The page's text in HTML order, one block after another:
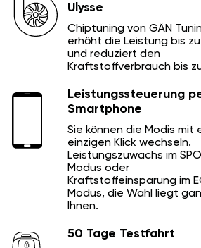
Ulysse
Chiptuning von GÄN
erhöht die Leistung bis zu
und reduziert den
Kraftstoffverbrauch bis zu
Leistungssteuerung
Smartphone
Sie können die Modis mit
einzigen Klick wechseln.
Leistungszuwachs im
Modus oder
Kraftstoffeinsparung im
Modus, die Wahl liegt
Ihnen.
50 Tage Testfahrt